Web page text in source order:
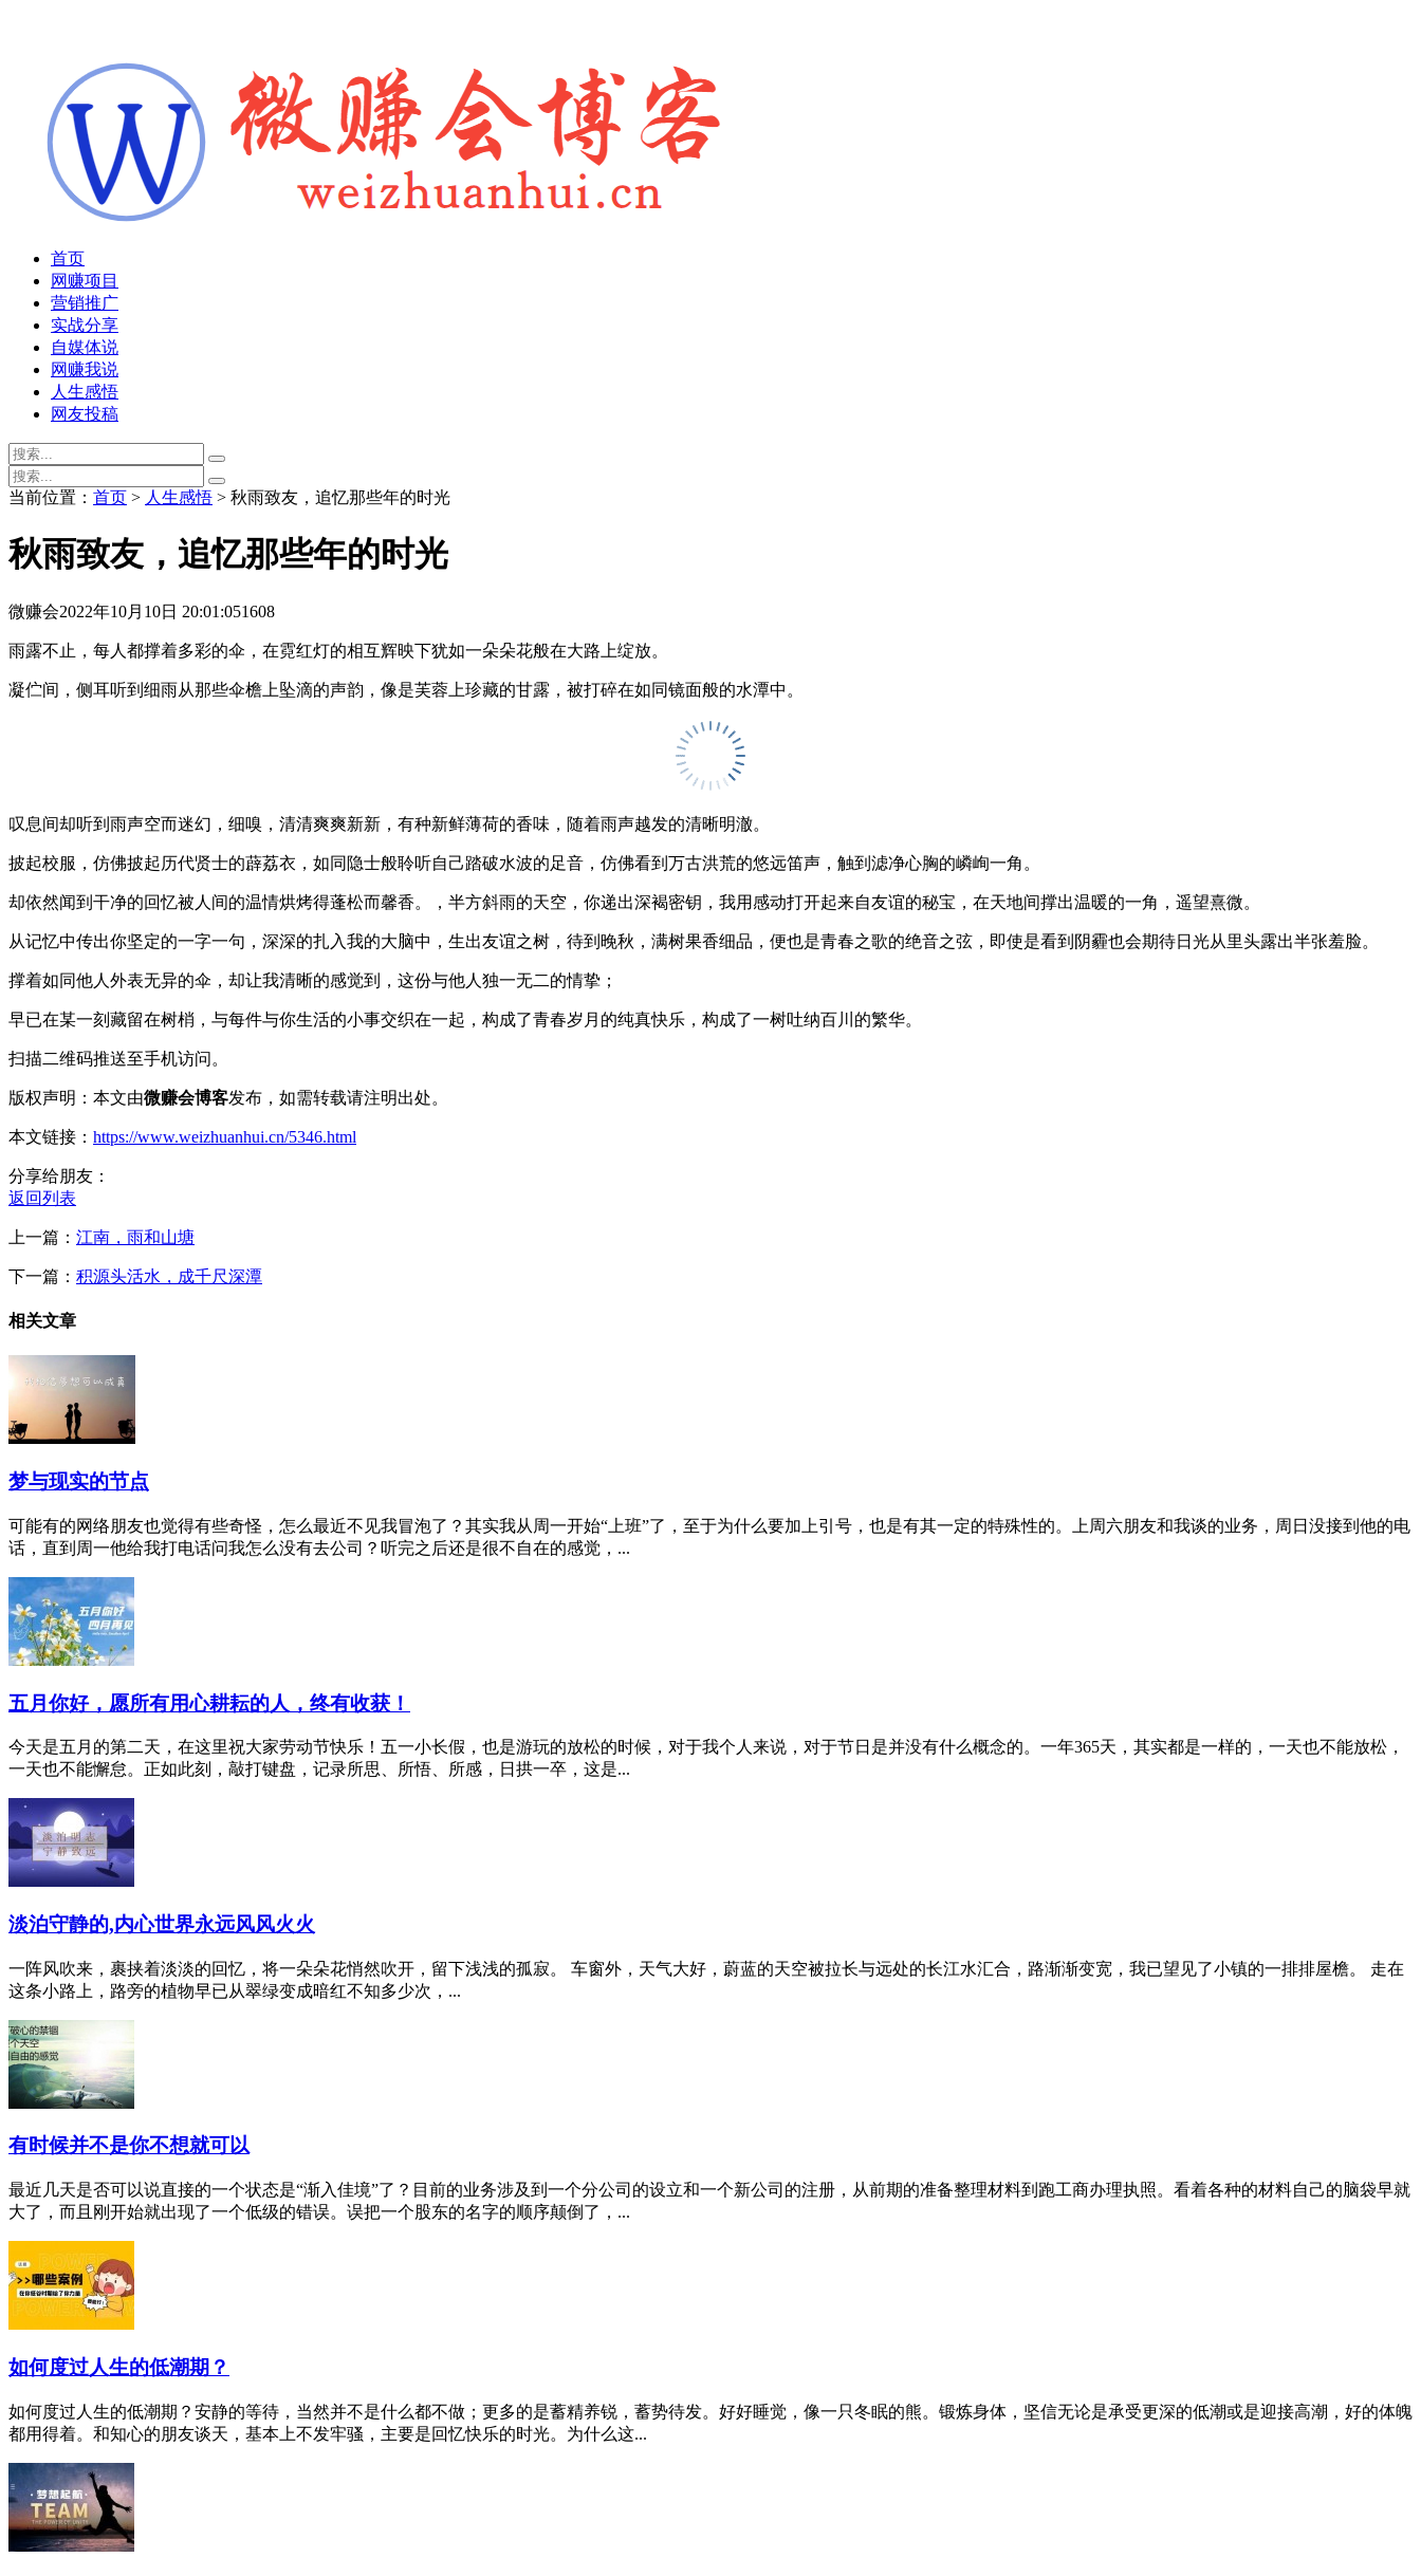
首页
网赚项目
营销推广
实战分享
自媒体说
网赚我说
人生感悟
网友投稿
当前位置： 首页 > 人生感悟 > 秋雨致友，追忆那些年的时光
秋雨致友，追忆那些年的时光
微赚会2022年10月10日 20:01:051608
雨露不止，每人都撑着多彩的伞，在霓红灯的相互辉映下犹如一朵朵花般在大路上绽放。
凝伫间，侧耳听到细雨从那些伞檐上坠滴的声韵，像是芙蓉上珍藏的甘露，被打碎在如同镜面般的水潭中。
叹息间却听到雨声空而迷幻，细嗅，清清爽爽新新，有种新鲜薄荷的香味，随着雨声越发的清晰明澈。
披起校服，仿佛披起历代贤士的薜荔衣，如同隐士般聆听自己踏破水波的足音，仿佛看到万古洪荒的悠远笛声，触到滤净心胸的嶙峋一角。
却依然闻到干净的回忆被人间的温情烘烤得蓬松而馨香。，半方斜雨的天空，你递出深褐密钥，我用感动打开起来自友谊的秘宝，在天地间撑出温暖的一角，遥望熹微。
从记忆中传出你坚定的一字一句，深深的扎入我的大脑中，生出友谊之树，待到晚秋，满树果香细品，便也是青春之歌的绝音之弦，即使是看到阴霾也会期待日光从里头露出半张羞脸。
撑着如同他人外表无异的伞，却让我清晰的感觉到，这份与他人独一无二的情挚；
早已在某一刻藏留在树梢，与每件与你生活的小事交织在一起，构成了青春岁月的纯真快乐，构成了一树吐纳百川的繁华。
扫描二维码推送至手机访问。
版权声明：本文由微赚会博客发布，如需转载请注明出处。
本文链接： https://www.weizhuanhui.cn/5346.html
分享给朋友：
返回列表
上一篇： 江南，雨和山塘
下一篇： 积源头活水，成千尺深潭
相关文章
梦与现实的节点
可能有的网络朋友也觉得有些奇怪，怎么最近不见我冒泡了？其实我从周一开始“上班”了，至于为什么要加上引号，也是有其一定的特殊性的。上周六朋友和我谈的业务，周日没接到他的电
话，直到周一他给我打电话问我怎么没有去公司？听完之后还是很不自在的感觉，...
五月你好，愿所有用心耕耘的人，终有收获！
今天是五月的第二天，在这里祝大家劳动节快乐！五一小长假，也是游玩的放松的时候，对于我个人来说，对于节日是并没有什么概念的。一年365天，其实都是一样的，一天也不能放松，
一天也不能懈怠。正如此刻，敲打键盘，记录所思、所悟、所感，日拱一卒，这是...
淡泊守静的,内心世界永远风风火火
一阵风吹来，裹挟着淡淡的回忆，将一朵朵花悄然吹开，留下浅浅的孤寂。 车窗外，天气大好，蔚蓝的天空被拉长与远处的长江水汇合，路渐渐变宽，我已望见了小镇的一排排屋檐。 走在
这条小路上，路旁的植物早已从翠绿变成暗红不知多少次，...
有时候并不是你不想就可以
最近几天是否可以说直接的一个状态是“渐入佳境”了？目前的业务涉及到一个分公司的设立和一个新公司的注册，从前期的准备整理材料到跑工商办理执照。看着各种的材料自己的脑袋早就
大了，而且刚开始就出现了一个低级的错误。误把一个股东的名字的顺序颠倒了，...
如何度过人生的低潮期？
如何度过人生的低潮期？安静的等待，当然并不是什么都不做；更多的是蓄精养锐，蓄势待发。好好睡觉，像一只冬眠的熊。锻炼身体，坚信无论是承受更深的低潮或是迎接高潮，好的体魄
都用得着。和知心的朋友谈天，基本上不发牢骚，主要是回忆快乐的时光。为什么这...